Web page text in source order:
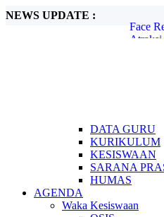
NEWS UPDATE :
Atraksi
SMAN
Face
DATA GURU
KURIKULUM
KESISWAAN
SARANA
HUMAS
AGENDA
Waka Kesiswaan